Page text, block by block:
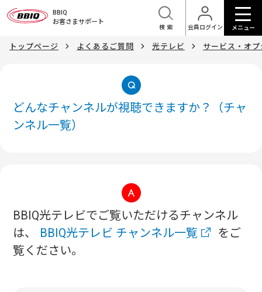
BBIQ
お客さまサポート
会員ログイン
検索 メニュー
トップページ よくあるご質問 光テレビ サービス・オ
どんなチャンネルが視聴できますか？（チャ
ンネル一覧）
BBIQ光テレビでご覧いただけるチャンネル
は、
BBIQ光テレビ チャンネル一覧
をご
覧ください。